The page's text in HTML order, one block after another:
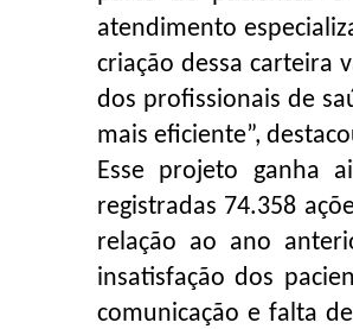
atendimento
criação dessa carteira
dos profissionais de
mais eficiente”,
Esse projeto ganha
registradas 74.358
relação ao ano
insatisfação dos
comunicação e falta